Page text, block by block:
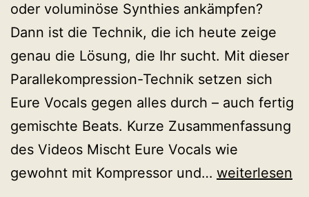
oder voluminöse Synthies ankämpfen?
Dann ist die Technik, die ich heute zeige
genau die Lösung, die Ihr sucht. Mit dieser
Parallekompression-Technik setzen sich
Eure Vocals gegen alles durch – auch fertig
gemischte Beats. Kurze Zusammenfassung
des Videos Mischt Eure Vocals wie
gewohnt mit Kompressor und… Fette
weiterlesen